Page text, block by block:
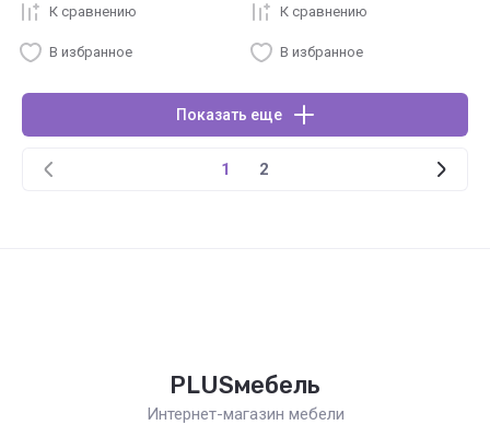
К сравнению
В избранное
К сравнению
В избранное
Показать еще
1 2
PLUSмебель
Интернет-магазин мебели